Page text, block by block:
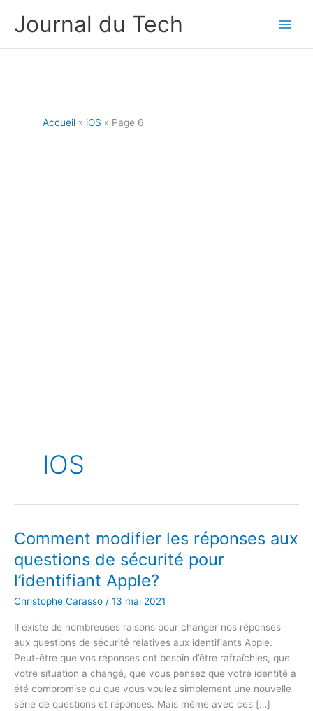
Journal du Tech
Accueil iOS Page 6
IOS
Comment modifier les réponses aux
questions de sécurité pour
l’identifiant Apple?
Christophe Carasso / 13 mai 2021
Il existe de nombreuses raisons pour changer nos réponses
aux questions de sécurité relatives aux identifiants Apple.
Peut-être que vos réponses ont besoin d’être rafraîchies, que
votre situation a changé, que vous pensez que votre identité a
été compromise ou que vous voulez simplement une nouvelle
série de questions et réponses. Mais même avec ces […]